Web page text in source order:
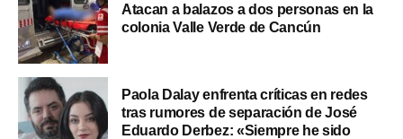
Atacan a balazos a dos personas en la
colonia Valle Verde de Cancún
Paola Dalay enfrenta críticas en redes
tras rumores de separación de José
Eduardo Derbez: «Siempre he sido